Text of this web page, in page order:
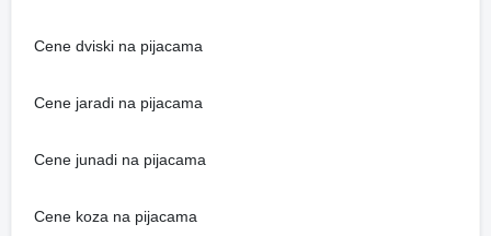
Cene dviski na pijacama
Cene jaradi na pijacama
Cene junadi na pijacama
Cene koza na pijacama